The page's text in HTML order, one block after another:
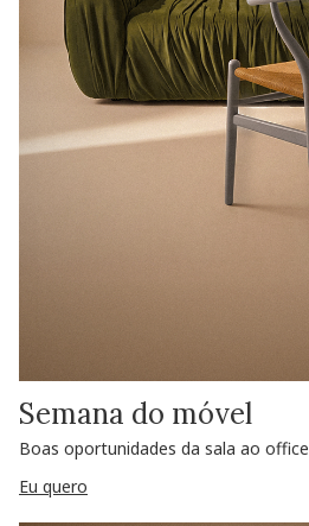
Semana do móvel
Boas oportunidades da sala ao office
Eu quero